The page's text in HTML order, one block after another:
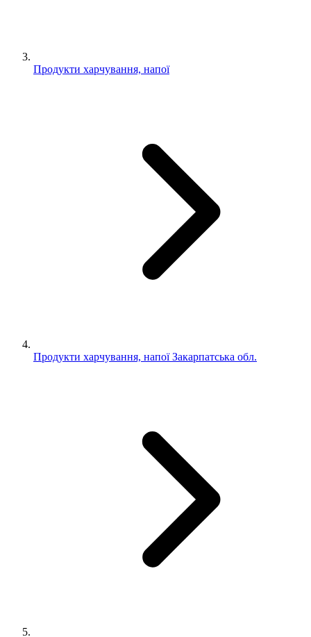
Продукти харчування, напої
Продукти харчування, напої Закарпатська обл.